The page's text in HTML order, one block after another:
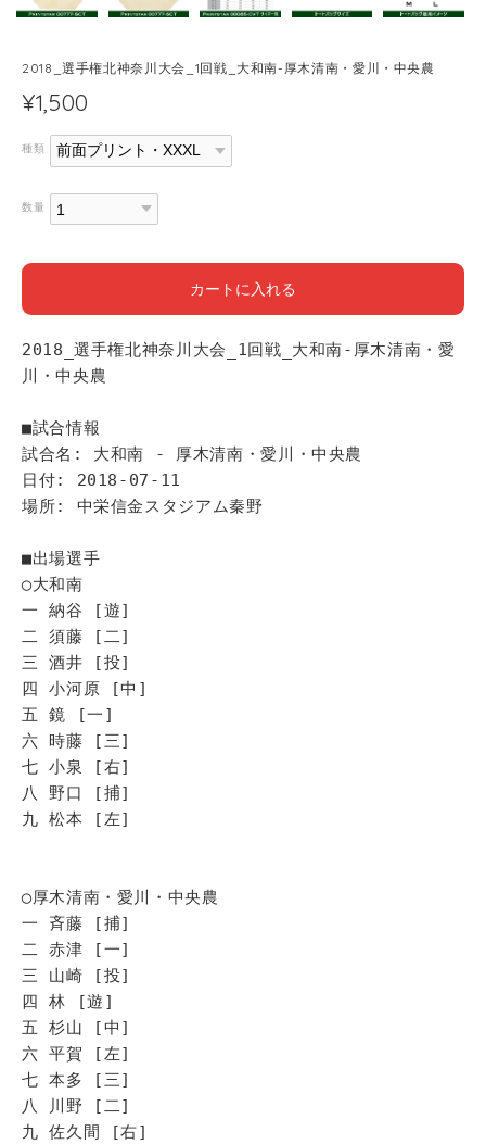
2018_選手権北神奈川大会_1回戦_大和南-厚木清南・愛川・中央農
¥1,500
種類
数量
カートに入れる
2018_選手権北神奈川大会_1回戦_大和南-厚木清南・愛
川・中央農
■試合情報
試合名: 大和南 - 厚木清南・愛川・中央農
日付: 2018-07-11
場所: 中栄信金スタジアム秦野
■出場選手
◯大和南
一 納谷 [遊]
二 須藤 [二]
三 酒井 [投]
四 小河原 [中]
五 鏡 [一]
六 時藤 [三]
七 小泉 [右]
八 野口 [捕]
九 松本 [左]
◯厚木清南・愛川・中央農
一 斉藤 [捕]
二 赤津 [一]
三 山崎 [投]
四 林 [遊]
五 杉山 [中]
六 平賀 [左]
七 本多 [三]
八 川野 [二]
九 佐久間 [右]